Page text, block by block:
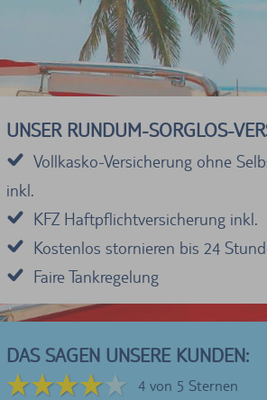
UNSER RUNDUM-SORGLOS-
Vollkasko-Versicherung ohne
inkl.
KFZ Haftpflichtversicherung inkl.
Kostenlos stornieren bis 24
Faire Tankregelung
DAS SAGEN UNSERE KUNDEN:
4 von 5 Sternen